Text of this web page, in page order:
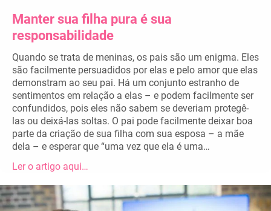
Manter sua filha pura é sua
responsabilidade
Quando se trata de meninas, os pais são um enigma. Eles
são facilmente persuadidos por elas e pelo amor que elas
demonstram ao seu pai. Há um conjunto estranho de
sentimentos em relação a elas – e podem facilmente ser
confundidos, pois eles não sabem se deveriam protegê-
las ou deixá-las soltas. O pai pode facilmente deixar boa
parte da criação de sua filha com sua esposa – a mãe
dela – e esperar que “uma vez que ela é uma…
Ler o artigo aqui…